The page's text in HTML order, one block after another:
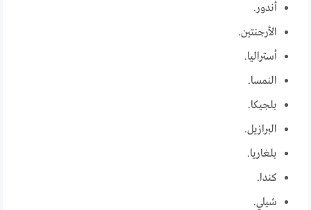
أندور.
الأرجنتين.
أستراليا.
النمسا.
بلجيكا.
البرازيل.
بلغاريا.
كندا.
شيلي.